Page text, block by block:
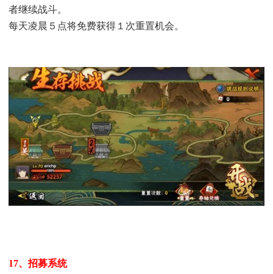
者继续战斗。
每天凌晨５点将免费获得１次重置机会。
17、招募系统